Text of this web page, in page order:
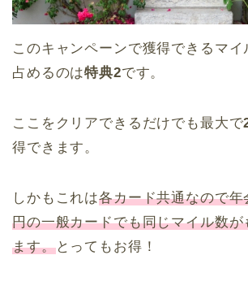
このキャンペーンで獲得できるマイ
占めるのは特典2です。
ここをクリアできるだけでも最大で
得できます。
しかもこれは各カード共通なので
円の一般カードでも同じマイル数
ます。とってもお得！